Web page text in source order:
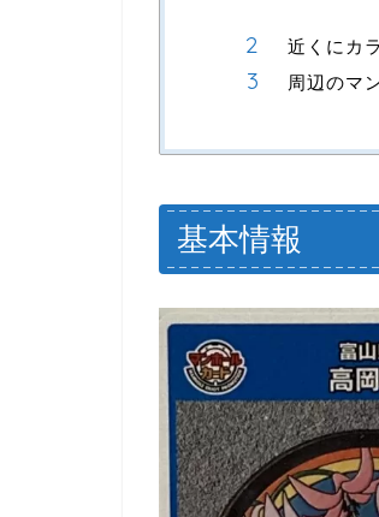
近くにカ
周辺のマ
基本情報